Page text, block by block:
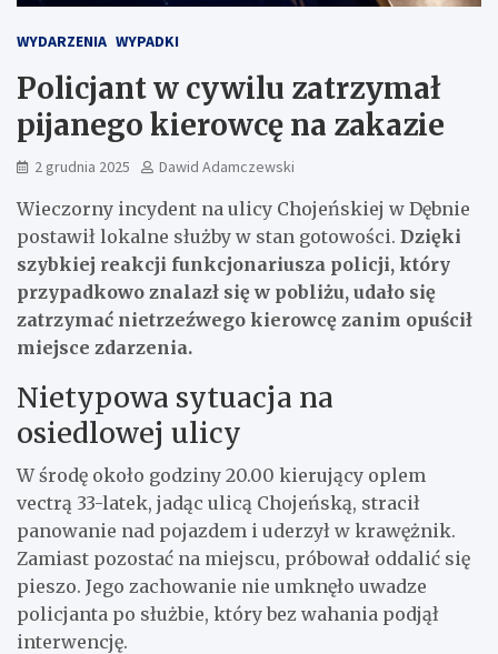
WYDARZENIA WYPADKI
Policjant w cywilu zatrzymał
pijanego kierowcę na zakazie
2 grudnia 2025 Dawid Adamczewski
Wieczorny incydent na ulicy Chojeńskiej w Dębnie
postawił lokalne służby w stan gotowości. Dzięki
szybkiej reakcji funkcjonariusza policji, który
przypadkowo znalazł się w pobliżu, udało się
zatrzymać nietrzeźwego kierowcę zanim opuścił
miejsce zdarzenia.
Nietypowa sytuacja na
osiedlowej ulicy
W środę około godziny 20.00 kierujący oplem
vectrą 33-latek, jadąc ulicą Chojeńską, stracił
panowanie nad pojazdem i uderzył w krawężnik.
Zamiast pozostać na miejscu, próbował oddalić się
pieszo. Jego zachowanie nie umknęło uwadze
policjanta po służbie, który bez wahania podjął
interwencję.